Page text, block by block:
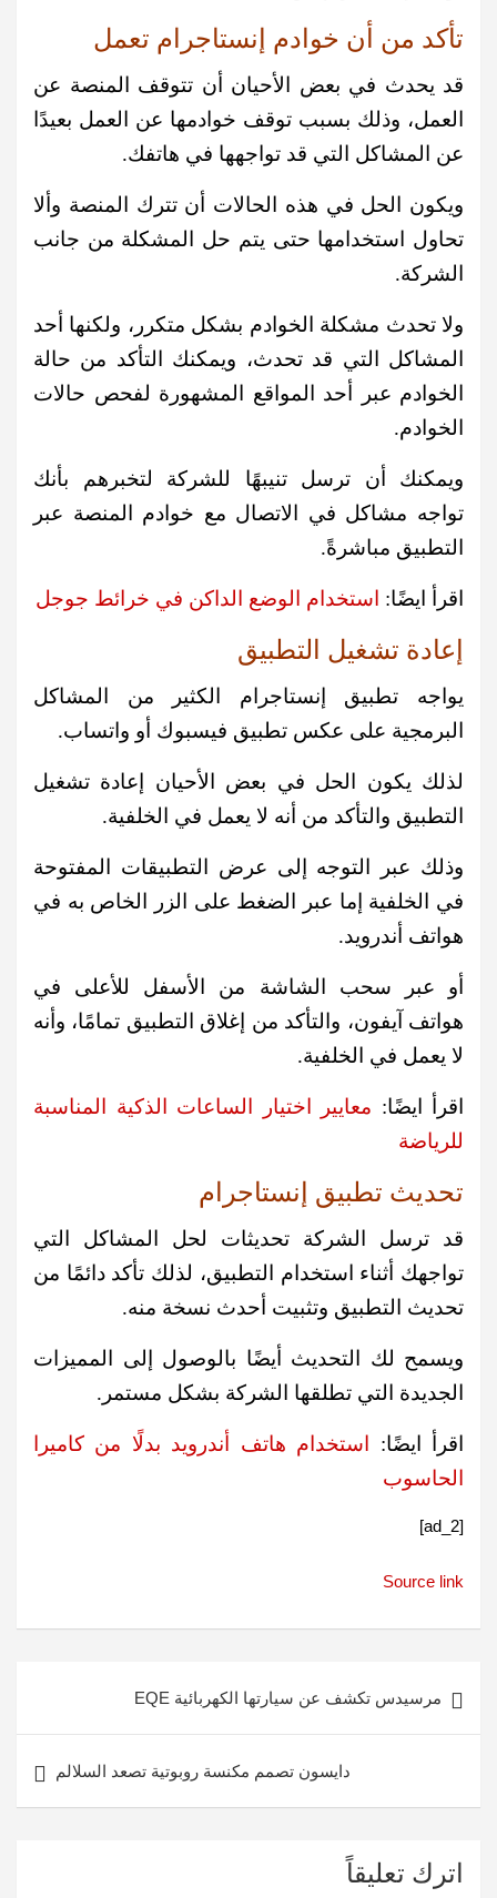
تأكد من أن خوادم إنستاجرام تعمل
قد يحدث في بعض الأحيان أن تتوقف المنصة عن
العمل، وذلك بسبب توقف خوادمها عن العمل بعيدًا
عن المشاكل التي قد تواجهها في هاتفك.
ويكون الحل في هذه الحالات أن تترك المنصة وألا
تحاول استخدامها حتى يتم حل المشكلة من جانب
الشركة.
ولا تحدث مشكلة الخوادم بشكل متكرر، ولكنها أحد
المشاكل التي قد تحدث، ويمكنك التأكد من حالة
الخوادم عبر أحد المواقع المشهورة لفحص حالات
الخوادم.
ويمكنك أن ترسل تنيبهًا للشركة لتخبرهم بأنك
تواجه مشاكل في الاتصال مع خوادم المنصة عبر
التطبيق مباشرةً.
اقرأ ايضًا: استخدام الوضع الداكن في خرائط جوجل
إعادة تشغيل التطبيق
يواجه تطبيق إنستاجرام الكثير من المشاكل
البرمجية على عكس تطبيق فيسبوك أو واتساب.
لذلك يكون الحل في بعض الأحيان إعادة تشغيل
التطبيق والتأكد من أنه لا يعمل في الخلفية.
وذلك عبر التوجه إلى عرض التطبيقات المفتوحة
في الخلفية إما عبر الضغط على الزر الخاص به في
هواتف أندرويد.
أو عبر سحب الشاشة من الأسفل للأعلى في
هواتف آيفون، والتأكد من إغلاق التطبيق تمامًا، وأنه
لا يعمل في الخلفية.
اقرأ ايضًا: معايير اختيار الساعات الذكية المناسبة
للرياضة
تحديث تطبيق إنستاجرام
قد ترسل الشركة تحديثات لحل المشاكل التي
تواجهك أثناء استخدام التطبيق، لذلك تأكد دائمًا من
تحديث التطبيق وتثبيت أحدث نسخة منه.
ويسمح لك التحديث أيضًا بالوصول إلى المميزات
الجديدة التي تطلقها الشركة بشكل مستمر.
اقرأ ايضًا:
استخدام هاتف أندرويد بدلًا من كاميرا
الحاسوب
[ad_2]
Source link
المقالات
مرسيدس تكشف عن سيارتها الكهربائية EQE
دايسون تصمم مكنسة روبوتية تصعد السلالم
اترك تعليقاً